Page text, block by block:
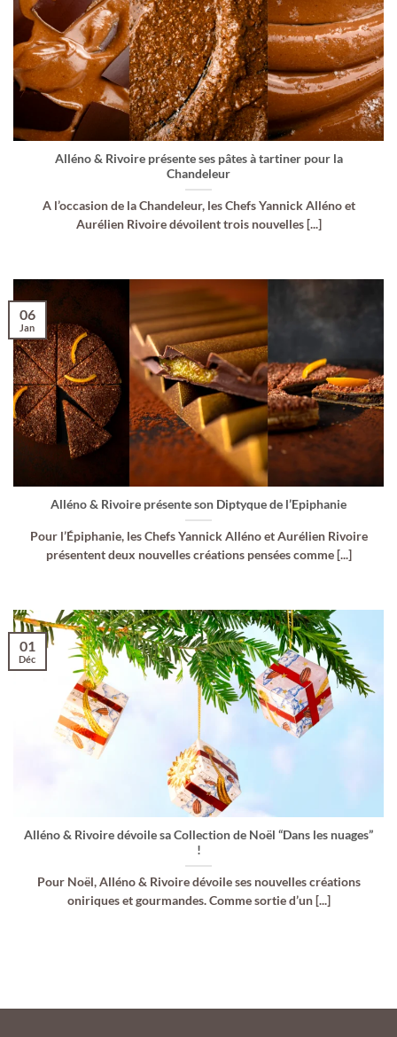
Alléno & Rivoire présente ses pâtes à tartiner pour la
Chandeleur
A l’occasion de la Chandeleur, les Chefs Yannick Alléno et
Aurélien Rivoire dévoilent trois nouvelles [...]
Alléno & Rivoire présente son Diptyque de l’Epiphanie
Pour l’Épiphanie, les Chefs Yannick Alléno et Aurélien Rivoire
présentent deux nouvelles créations pensées comme [...]
06
Jan
Alléno & Rivoire dévoile sa Collection de Noël “Dans les nuages”
!
Pour Noël, Alléno & Rivoire dévoile ses nouvelles créations
oniriques et gourmandes. Comme sortie d’un [...]
01
Déc